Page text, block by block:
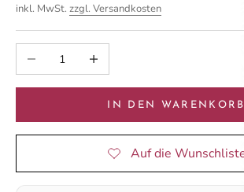
inkl. MwSt. zzgl. Versandkosten
Anzahl verringernAnzahl erhöhen
IN DEN WARENKORB